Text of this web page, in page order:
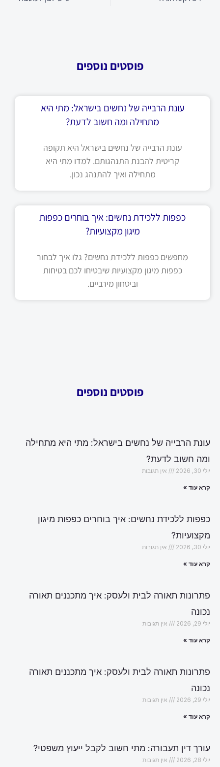
פוסטים נוספים
עונת הרבייה של נחשים בישראל: מתי היא
מתחילה ומה חשוב לדעת?
עונת הרבייה של נחשים בישראל היא תקופה
קריטית להבנת התנהגותם. למדו מתי היא
מתחילה ואיך להתנהג נכון.
כפפות ללכידת נחשים: איך בוחרים כפפות
מיגון מקצועיות?
מחפשים כפפות ללכידת נחשים? גלו איך לבחור
כפפות מיגון מקצועיות שיבטיחו לכם בטיחות
וביטחון מירביים.
פוסטים נוספים
עונת הרבייה של נחשים בישראל: מתי היא מתחילה
ומה חשוב לדעת?
יולי 30, 2026 אין תגובות
קרא עוד »
כפפות ללכידת נחשים: איך בוחרים כפפות מיגון
מקצועיות?
יולי 30, 2026 אין תגובות
קרא עוד »
פתרונות תאורה לבית ולעסק: איך מתכננים תאורה
נכונה
יולי 29, 2026 אין תגובות
קרא עוד »
פתרונות תאורה לבית ולעסק: איך מתכננים תאורה
נכונה
יולי 29, 2026 אין תגובות
קרא עוד »
עורך דין תעבורה: מתי חשוב לקבל ייעוץ משפטי?
יולי 28, 2026 אין תגובות